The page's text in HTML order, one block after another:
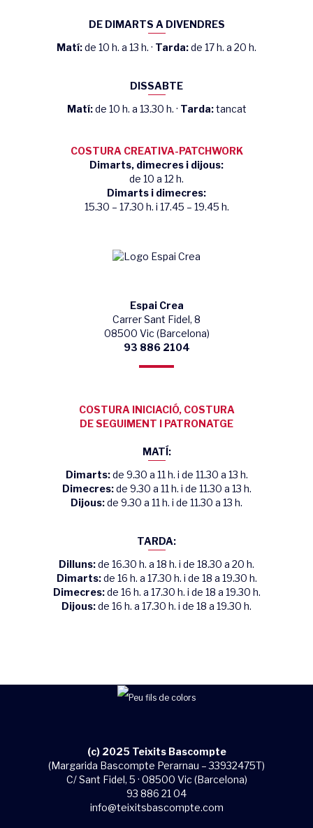
DE DIMARTS A DIVENDRES
Matí:de 10 h. a 13 h. · Tarda:de 17 h. a 20 h.
DISSABTE
Matí:de 10 h. a 13.30 h. · Tarda:tancat
COSTURA CREATIVA-PATCHWORK
Dimarts, dimecres i dijous:
de 10 a 12 h.
Dimarts i dimecres:
15.30 – 17.30 h. i 17.45 – 19.45 h.
Espai Crea
Carrer Sant Fidel, 8
08500 Vic (Barcelona)
93 886 2104
COSTURA INICIACIÓ, COSTURA
DE SEGUIMENT I PATRONATGE
MATÍ:
Dimarts:de 9.30 a 11 h. i de 11.30 a 13 h.
Dimecres:de 9.30 a 11 h. i de 11.30 a 13 h.
Dijous:de 9.30 a 11 h. i de 11.30 a 13 h.
TARDA:
Dilluns:de 16.30 h. a 18 h. i de 18.30 a 20 h.
Dimarts:de 16 h. a 17.30 h. i de 18 a 19.30 h.
Dimecres:de 16 h. a 17.30 h. i de 18 a 19.30 h.
Dijous:de 16 h. a 17.30 h. i de 18 a 19.30 h.
(c) 2025 Teixits Bascompte
(Margarida Bascompte Perarnau – 33932475T)
C/ Sant Fidel, 5 · 08500 Vic (Barcelona)
93 886 21 04
info@teixitsbascompte.com